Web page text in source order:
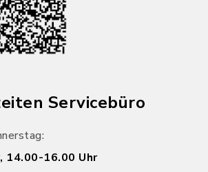
Servicebüro
14.00-16.00 Uhr